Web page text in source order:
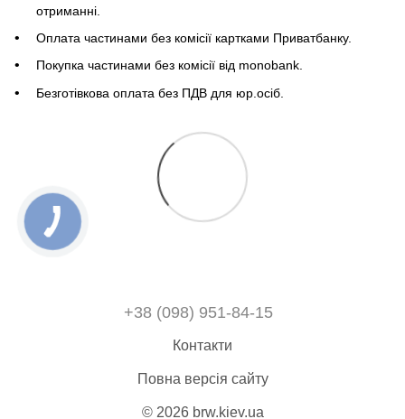
отриманні.
Оплата частинами без комісії картками Приватбанку.
Покупка частинами без комісії від monobank.
Безготівкова оплата без ПДВ для юр.осіб.
+38 (098) 951-84-15
Контакти
Повна версія сайту
© 2026 brw.kiev.ua